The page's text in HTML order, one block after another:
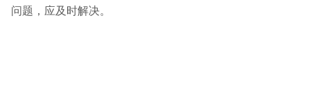
问题，应及时解决。